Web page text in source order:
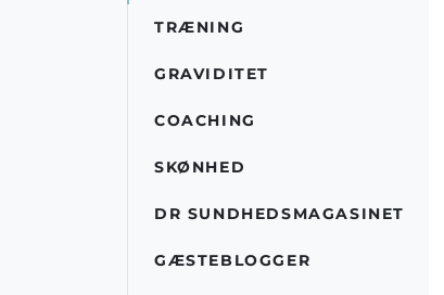
TRÆNING
GRAVIDITET
COACHING
SKØNHED
DR SUNDHEDSMAGASINET
GÆSTEBLOGGER